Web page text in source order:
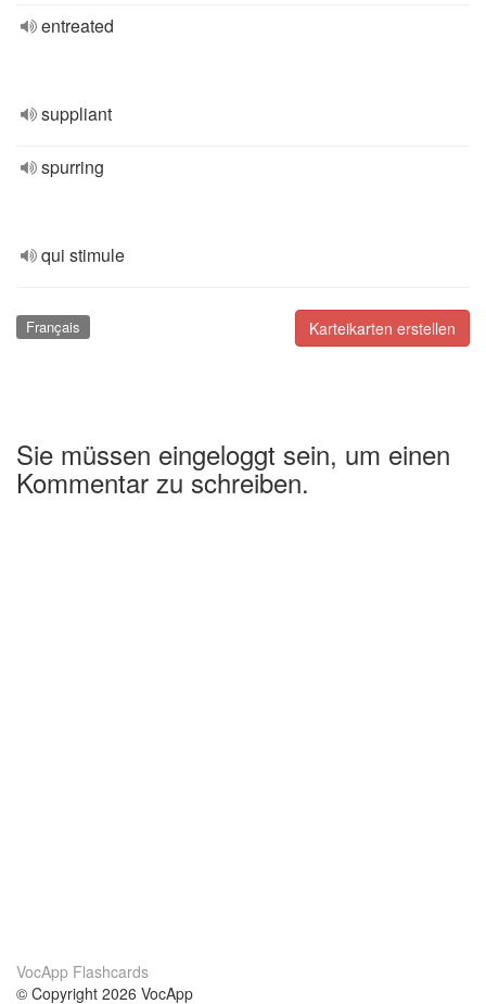
entreated
suppliant
spurring
qui stimule
Karteikarten erstellen
Français
Sie müssen eingeloggt sein, um einen
Kommentar zu schreiben.
VocApp Flashcards
© Copyright 2026 VocApp